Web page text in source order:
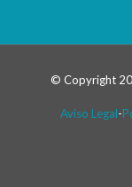
© Copyright
Aviso Legal-